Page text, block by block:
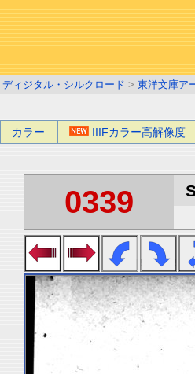
ディジタル・シルクロード > 東洋文庫ア
カラー IIIFカラー高解像度
0339